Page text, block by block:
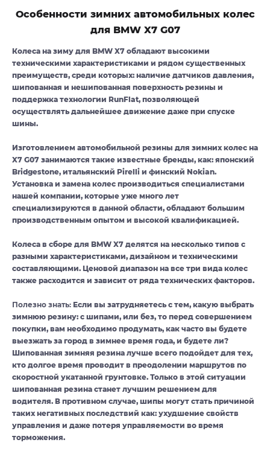
Особенности зимних автомобильных колес
для BMW X7 G07
Колеса на зиму для BMW X7 обладают высокими
техническими характеристиками и рядом существенных
преимуществ, среди которых: наличие датчиков давления,
шипованная и нешипованная поверхность резины и
поддержка технологии RunFlat, позволяющей
осуществлять дальнейшее движение даже при спуске
шины.
Изготовлением автомобильной резины для зимних колес на
X7 G07 занимаются такие известные бренды, как: японский
Bridgestone, итальянский Pirelli и финский Nokian.
Установка и замена колес производиться специалистами
нашей компании, которые уже много лет
специализируются в данной области, обладают большим
производственным опытом и высокой квалификацией.
Колеса в сборе для BMW X7 делятся на несколько типов с
разными характеристиками, дизайном и техническими
составляющими. Ценовой диапазон на все три вида колес
также расходится и зависит от ряда технических факторов.
Полезно знать: Если вы затрудняетесь с тем, какую выбрать
зимнюю резину: с шипами, или без, то перед совершением
покупки, вам необходимо продумать, как часто вы будете
выезжать за город в зимнее время года, и будете ли?
Шипованная зимняя резина лучше всего подойдет для тех,
кто долгое время проводит в преодолении маршрутов по
скоростной укатанной грунтовке. Только в этой ситуации
шипованная резина станет лучшим решением для
водителя. В противном случае, шипы могут стать причиной
таких негативных последствий как: ухудшение свойств
управления и даже потеря управляемости во время
торможения.